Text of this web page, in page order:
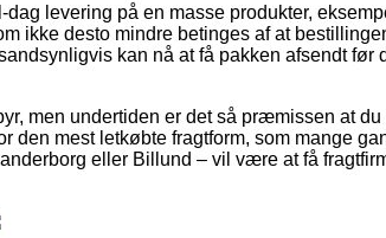
levering på en masse produkter,
ikke desto mindre betinges af at
kan nå at få pakken afsendt før
men undertiden er det så præmissen at
den mest letkøbte fragtform, som mange
eller Billund – vil være at få